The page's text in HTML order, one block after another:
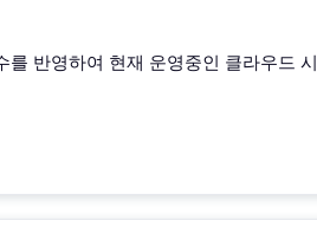
반영하여 현재 운영중인 클라우드 시